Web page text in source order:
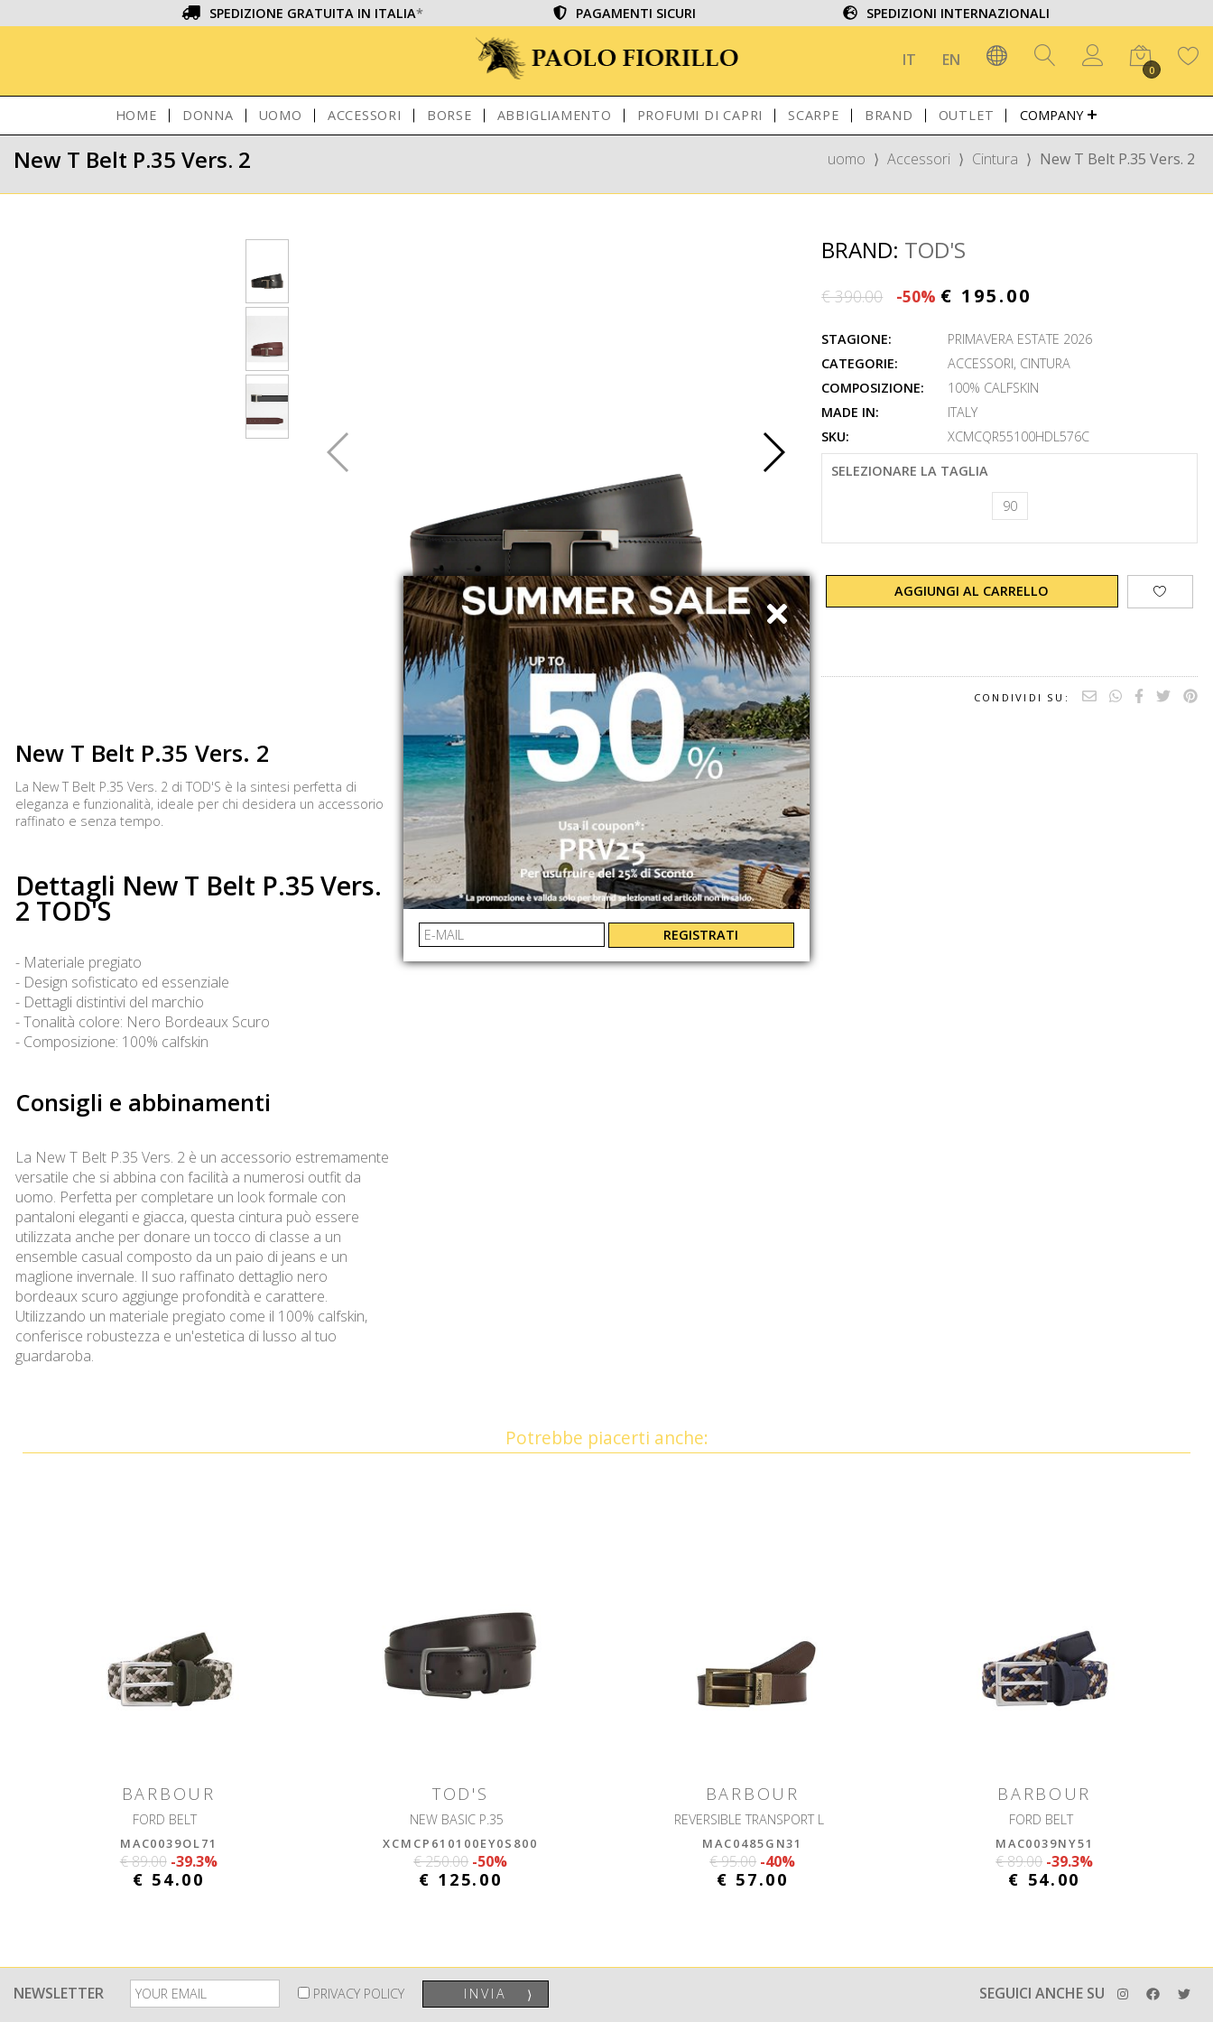
SPEDIZIONE GRATUITA IN ITALIA* PAGAMENTI SICURI SPEDIZIONI INTERNAZIONALI
IT EN
0
HOME DONNA UOMO ACCESSORI BORSE ABBIGLIAMENTO PROFUMI DI CAPRI SCARPE BRAND OUTLET COMPANY
New T Belt P.35 Vers. 2 uomo ⟩ Accessori ⟩ Cintura ⟩ New T Belt P.35 Vers. 2
BRAND: TOD'S
€ 390.00 -50% € 195.00
STAGIONE:
PRIMAVERA ESTATE 2026
CATEGORIE:
ACCESSORI, CINTURA
COMPOSIZIONE:
100% CALFSKIN
MADE IN:
ITALY
SKU:
XCMCQR55100HDL576C
SELEZIONARE LA TAGLIA
90
AGGIUNGI AL CARRELLO
CONDIVIDI SU:
New T Belt P.35 Vers. 2
La New T Belt P.35 Vers. 2 di TOD'S è la sintesi perfetta di
eleganza e funzionalità, ideale per chi desidera un accessorio
raffinato e senza tempo.
Dettagli New T Belt P.35 Vers.
2 TOD'S
- Materiale pregiato
- Design sofisticato ed essenziale
- Dettagli distintivi del marchio
- Tonalità colore: Nero Bordeaux Scuro
- Composizione: 100% calfskin
Consigli e abbinamenti
La New T Belt P.35 Vers. 2 è un accessorio estremamente
versatile che si abbina con facilità a numerosi outfit da
uomo. Perfetta per completare un look formale con
pantaloni eleganti e giacca, questa cintura può essere
utilizzata anche per donare un tocco di classe a un
ensemble casual composto da un paio di jeans e un
maglione invernale. Il suo raffinato dettaglio nero
bordeaux scuro aggiunge profondità e carattere.
Utilizzando un materiale pregiato come il 100% calfskin,
conferisce robustezza e un'estetica di lusso al tuo
guardaroba.
SPEDIZIONE IN ITALY
PAGAMENTI SICURI
Con Bonifico bancario, PayPal e Carta di credito
RESO FACILE E GARANTITO
EAN: 110: 016720940736 105: 016720940636
100: 016720940536 95 : 016720940436
90 : 016720940336
Potrebbe piacerti anche:
BARBOUR
FORD BELT
MAC0039OL71
€ 89.00 -39.3%
€ 54.00
TOD'S
NEW BASIC P.35
XCMCP610100EY0S800
€ 250.00 -50%
€ 125.00
BARBOUR
REVERSIBLE TRANSPORT L
MAC0485GN31
€ 95.00 -40%
€ 57.00
BARBOUR
FORD BELT
MAC0039NY51
€ 89.00 -39.3%
€ 54.00
NEWSLETTER PRIVACY POLICY INVIA ⟩ SEGUICI ANCHE SU
REGISTRATI